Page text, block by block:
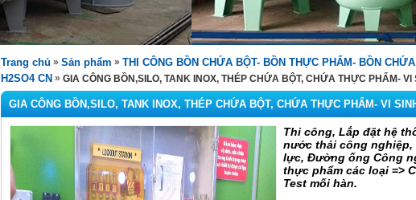
Trang chủ » Sản phẩm » THI CÔNG BỒN CHỨA BỘT- BỒN THỰC PHẨM- BỒN
H2SO4 CN » GIA CÔNG BỒN,SILO, TANK INOX, THÉP CHỨA BỘT, CHỨA THỰC PHẨM- VI
GIA CÔNG BỒN,SILO, TANK INOX, THÉP CHỨA BỘT, CHỨA THỰC PHẨM- VI
Thi công, Lắp đặt hệ
nước thải công
lực, Đường ống Công
thực phẩm các loại =>
Test mối hàn.